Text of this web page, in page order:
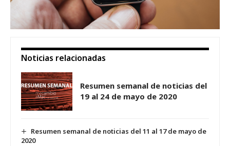
Noticias relacionadas
Resumen semanal de noticias del
19 al 24 de mayo de 2020
Resumen semanal de noticias del 11 al 17 de mayo de
2020